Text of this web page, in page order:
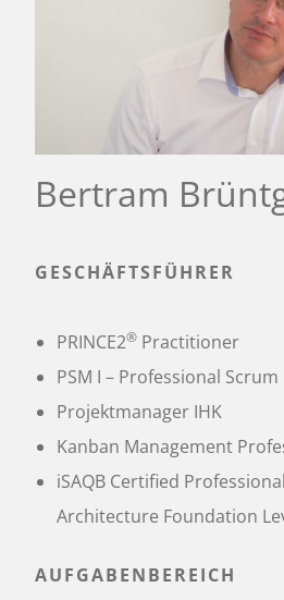
Bertram
GESCHÄFTSFÜHRER
PRINCE2® Practitioner
PSM I – Professional
Projektmanager IHK
Kanban Management
iSAQB Certified
Architecture Foundation
AUFGABENBEREICH